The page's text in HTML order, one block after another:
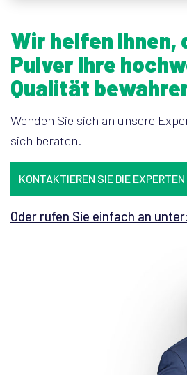
Wir helfen Ihnen,
Pulver Ihre
Qualität
Wenden Sie sich an unsere
sich beraten.
KONTAKTIEREN SIE DIE EXPERTEN
Oder rufen Sie einfach an